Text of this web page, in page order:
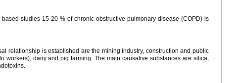
studies 15-20 % of chronic obstructive pulmonary disease (COPD) is
relationship is established are the mining industry, construction and public
workers), dairy and pig farming. The main causative substances are silica,